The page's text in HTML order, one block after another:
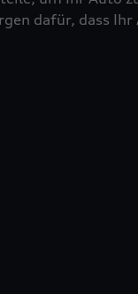
dafür, dass